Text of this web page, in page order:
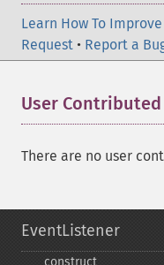
Learn How To Improve
Request • Report a
User
There are no user
EventListener
_​_​construct